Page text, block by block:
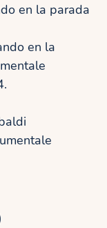
en la parada
en la